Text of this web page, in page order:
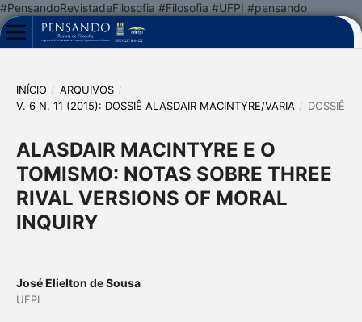
#PensandoRevistadeFilosofia #Filosofia #UFPI #pensando
INÍCIO / ARQUIVOS /
V. 6 N. 11 (2015): DOSSIÊ ALASDAIR MACINTYRE/VARIA / DOSSIÊ
ALASDAIR MACINTYRE E O
TOMISMO: NOTAS SOBRE THREE
RIVAL VERSIONS OF MORAL
INQUIRY
José Elielton de Sousa
UFPI